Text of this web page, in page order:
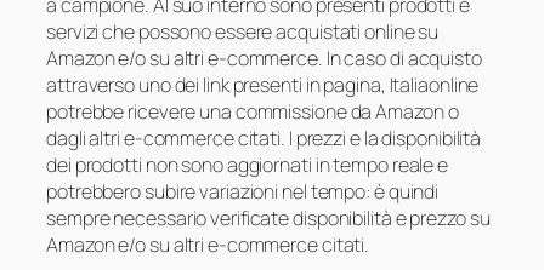
a campione. Al suo interno sono presenti prodotti e
servizi che possono essere acquistati online su
Amazon e/o su altri e-commerce. In caso di acquisto
attraverso uno dei link presenti in pagina, Italiaonline
potrebbe ricevere una commissione da Amazon o
dagli altri e-commerce citati. I prezzi e la disponibilità
dei prodotti non sono aggiornati in tempo reale e
potrebbero subire variazioni nel tempo: è quindi
sempre necessario verificate disponibilità e prezzo su
Amazon e/o su altri e-commerce citati.